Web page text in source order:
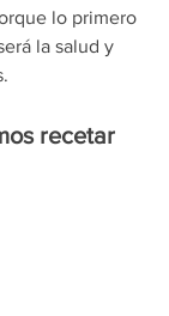
lo primero
la salud y
recetar